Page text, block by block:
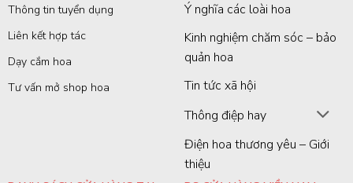
Thông tin tuyển dụng
Liên kết hợp tác
Dạy cắm hoa
Tư vấn mở shop hoa
Ý nghĩa các loài hoa
Kinh nghiệm chăm sóc – bảo
quản hoa
Tin tức xã hội
Thông điệp hay
Điện hoa thương yêu – Giới
thiệu